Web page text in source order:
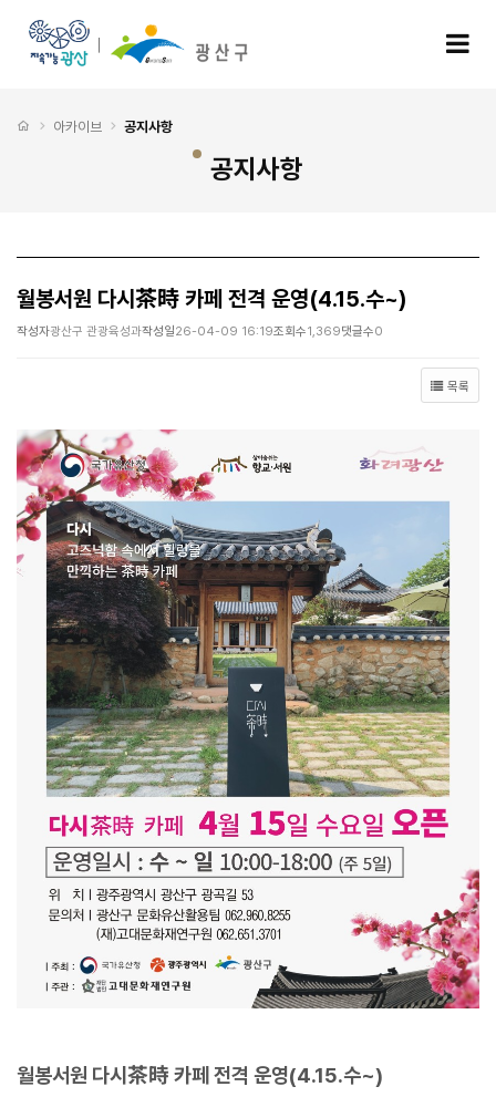
처음으로
아카이브 공지사항
공지사항
월봉서원 다시茶時 카페 전격 운영(4.15.수~)
작성자광산구 관광육성과작성일26-04-09 16:19조회수1,369댓글수0
목록
월봉서원 다시茶時 카페 전격 운영(4.15.수~)